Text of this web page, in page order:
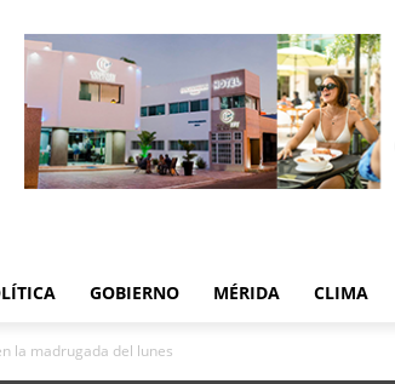
GOBIERNO MÉRIDA CLIMA
la madrugada del lunes